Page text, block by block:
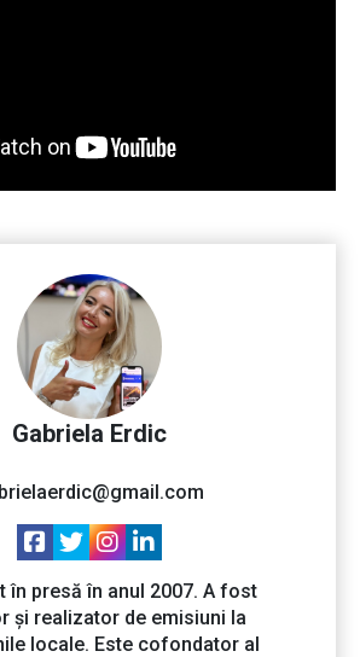
Gabriela Erdic
în presă în anul 2007. A fost
și realizator de emisiuni la
locale. Este cofondator al